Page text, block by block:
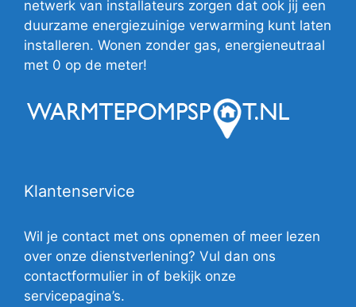
netwerk van installateurs zorgen dat ook jij een
duurzame energiezuinige verwarming kunt laten
installeren. Wonen zonder gas, energieneutraal
met 0 op de meter!
Klantenservice
Wil je contact met ons opnemen of meer lezen
over onze dienstverlening? Vul dan ons
contactformulier in of bekijk onze
servicepagina’s.